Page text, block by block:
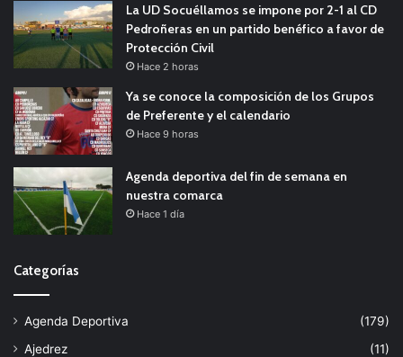
La UD Socuéllamos se impone por 2-1 al CD
Pedroñeras en un partido benéfico a favor de
Protección Civil
Hace 2 horas
Ya se conoce la composición de los Grupos
de Preferente y el calendario
Hace 9 horas
Agenda deportiva del fin de semana en
nuestra comarca
Hace 1 día
Categorías
Agenda Deportiva
(179)
Ajedrez
(11)